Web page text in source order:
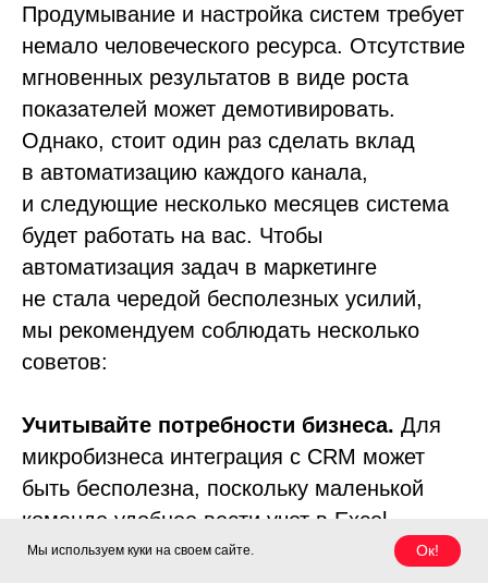
Продумывание и настройка систем требует
немало человеческого ресурса. Отсутствие
мгновенных результатов в виде роста
показателей может демотивировать.
Однако, стоит один раз сделать вклад
в автоматизацию каждого канала,
и следующие несколько месяцев система
будет работать на вас. Чтобы
автоматизация задач в маркетинге
не стала чередой бесполезных усилий,
мы рекомендуем соблюдать несколько
советов:
Учитывайте потребности бизнеса. Для
микробизнеса интеграция с CRM может
быть бесполезна, поскольку маленькой
команде удобнее вести учет в Excel.
Крупному бизнесу с высоким чеком
Мы используем куки на своем сайте. Ок!